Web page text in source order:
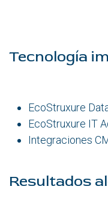
Tecnología
EcoStruxure
EcoStruxure IT
Integraciones
Resultados